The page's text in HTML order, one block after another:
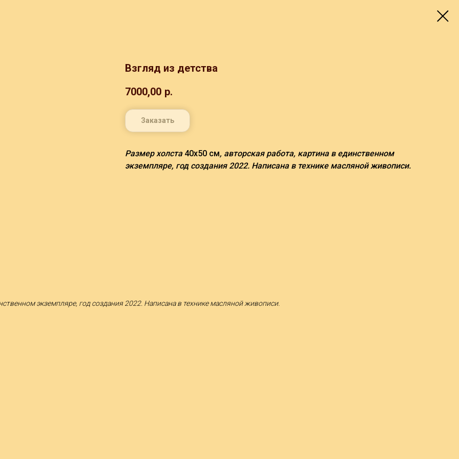
Взгляд из детства
7000,00 р.
Заказать
Размер холста40х50 см, авторская работа, картина в единственном
экземпляре, год создания 2022. Написана в технике масляной живописи.
экземпляре, год создания 2022. Написана в технике масляной живописи.